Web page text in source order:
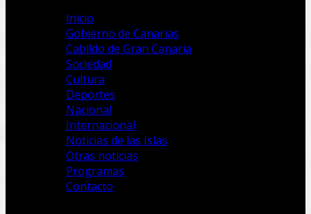
Inicio
Gobierno de Canarias
Cabildo de Gran Canaria
Sociedad
Cultura
Deportes
Nacional
Internacional
Noticias de las Islas
Otras noticias
Programas
Contacto